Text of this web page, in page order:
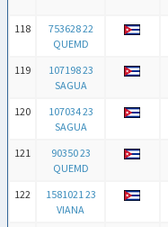
118
753628 22
QUEMD
119
107198 23
SAGUA
120
107034 23
SAGUA
121
90350 23
QUEMD
122
1581021 23
VIANA